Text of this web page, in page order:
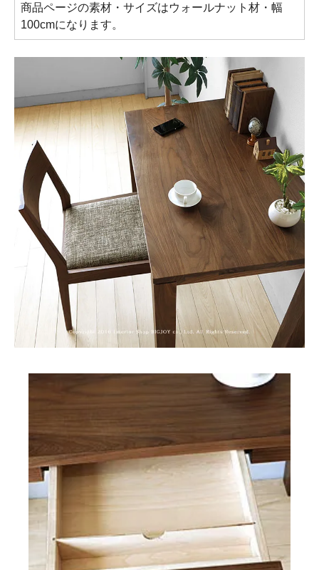
商品ページの素材・サイズはウォールナット材・幅
100cmになります。